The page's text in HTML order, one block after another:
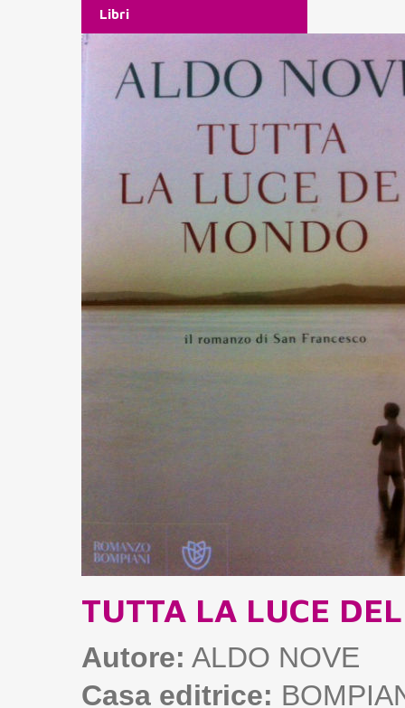
Libri
TUTTA LA LUCE
Autore: ALDO NOVE
Casa editrice: